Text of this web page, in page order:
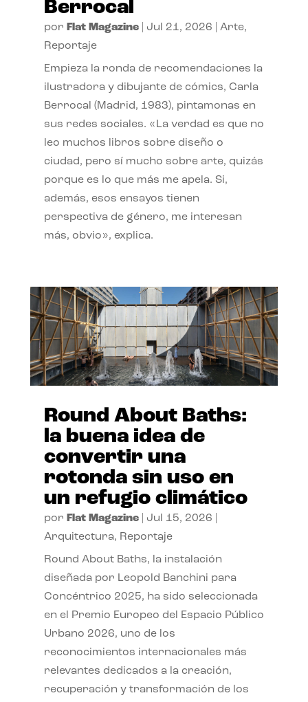
Berrocal
por Flat Magazine| Jul 21, 2026 Arte,
Reportaje
Empieza la ronda de recomendaciones la
ilustradora y dibujante de cómics, Carla
Berrocal (Madrid, 1983), pintamonas en
sus redes sociales. «La verdad es que no
leo muchos libros sobre diseño o
ciudad, pero sí mucho sobre arte, quizás
porque es lo que más me apela. Si,
además, esos ensayos tienen
perspectiva de género, me interesan
más, obvio», explica.
Round About Baths:
la buena idea de
convertir una
rotonda sin uso en
un refugio climático
por Flat Magazine| Jul 15, 2026
Arquitectura, Reportaje
Round About Baths, la instalación
diseñada por Leopold Banchini para
Concéntrico 2025, ha sido seleccionada
en el Premio Europeo del Espacio Público
Urbano 2026, uno de los
reconocimientos internacionales más
relevantes dedicados a la creación,
recuperación y transformación de los